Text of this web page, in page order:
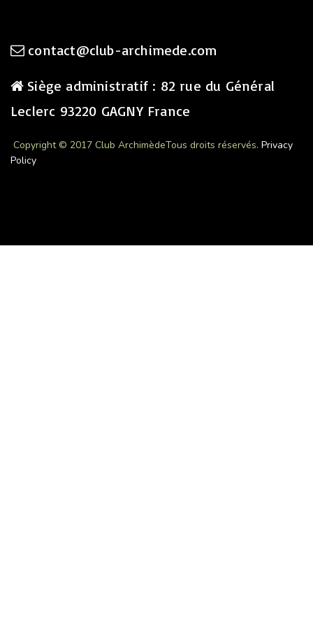
contact@club-archimede.com
Siège administratif : 82 rue du Général
Leclerc 93220 GAGNY France
Copyright © 2017 Club ArchimèdeTous droits réservés. Privacy
Policy